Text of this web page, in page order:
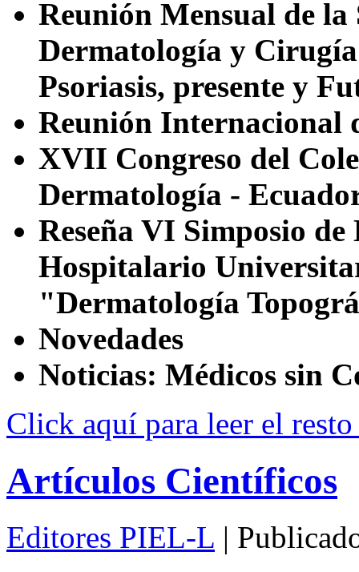
Reunión Mensual de la
Dermatología y
Psoriasis, presente y
Reunión Internacional
XVII Congreso del
Dermatología -
Reseña VI Simposio
Hospitalario
"Dermatología
Novedades
Noticias: Médicos sin
Click aquí para leer el
Artículos Científicos
Editores PIEL-L |